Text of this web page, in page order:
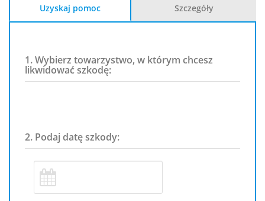
Uzyskaj pomoc Szczegóły
1. Wybierz towarzystwo, w którym chcesz
likwidować szkodę:
2. Podaj datę szkody: